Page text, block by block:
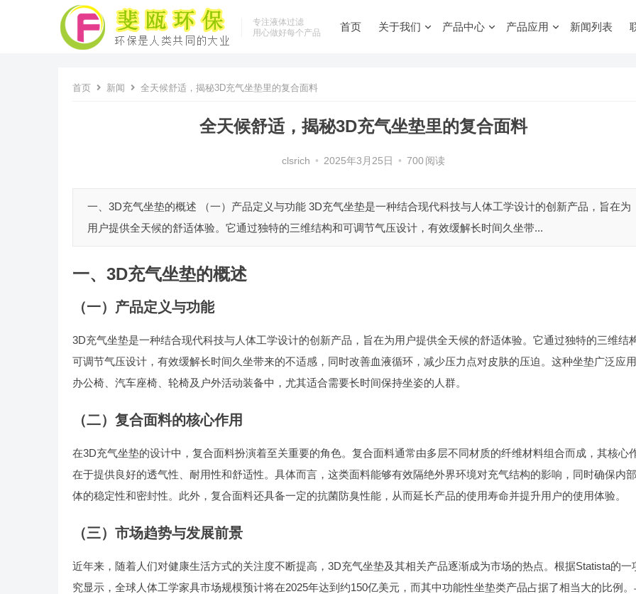
专注液体过滤
用心做好每个产品
首页 关于我们 产品中心 产品应用 新闻列表
首页 新闻 全天候舒适，揭秘3D充气坐垫里的复合面料
全天候舒适，揭秘3D充气坐垫里的复合面料
clsrich • 2025年3月25日 • 700 阅读
一、3D充气坐垫的概述 （一）产品定义与功能 3D充气坐垫是一种结合现代科技与人体工学设计的创新产品，旨在为
用户提供全天候的舒适体验。它通过独特的三维结构和可调节气压设计，有效缓解长时间久坐带...
一、3D充气坐垫的概述
（一）产品定义与功能
3D充气坐垫是一种结合现代科技与人体工学设计的创新产品，旨在为用户提供全天候的舒适体验。它通过独特的三维结
可调节气压设计，有效缓解长时间久坐带来的不适感，同时改善血液循环，减少压力点对皮肤的压迫。这种坐垫广泛应
办公椅、汽车座椅、轮椅及户外活动装备中，尤其适合需要长时间保持坐姿的人群。
（二）复合面料的核心作用
在3D充气坐垫的设计中，复合面料扮演着至关重要的角色。复合面料通常由多层不同材质的纤维材料组合而成，其核心
在于提供良好的透气性、耐用性和舒适性。具体而言，这类面料能够有效隔绝外界环境对充气结构的影响，同时确保内
体的稳定性和密封性。此外，复合面料还具备一定的抗菌防臭性能，从而延长产品的使用寿命并提升用户的使用体验。
（三）市场趋势与发展前景
近年来，随着人们对健康生活方式的关注度不断提高，3D充气坐垫及其相关产品逐渐成为市场的热点。根据Statista的一
究显示，全球人体工学家具市场规模预计将在2025年达到约150亿美元，而其中功能性坐垫类产品占据了相当大的比例。